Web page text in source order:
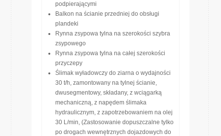
podpierającymi
Balkon na ścianie przedniej do obsługi
plandeki
Rynna zsypowa tylna na szerokości szybra
zsypowego
Rynna zsypowa tylna na całej szerokości
przyczepy
Ślimak wyładowczy do ziarna o wydajności
30 t/h, zamontowany na tylnej ścianie,
dwusegmentowy, składany, z wciągarką
mechaniczną, z napędem ślimaka
hydraulicznym, z zapotrzebowaniem na olej
30 L/min, (Zastosowanie dopuszczalne tylko
po drogach wewnętrznych dojazdowych do